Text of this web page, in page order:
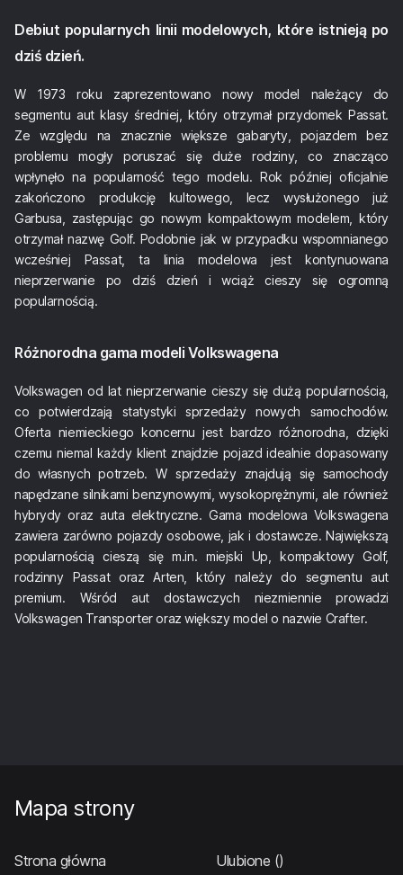
Debiut popularnych linii modelowych, które istnieją po
dziś dzień.
W 1973 roku zaprezentowano nowy model należący do
segmentu aut klasy średniej, który otrzymał przydomek Passat.
Ze względu na znacznie większe gabaryty, pojazdem bez
problemu mogły poruszać się duże rodziny, co znacząco
wpłynęło na popularność tego modelu. Rok później oficjalnie
zakończono produkcję kultowego, lecz wysłużonego już
Garbusa, zastępując go nowym kompaktowym modelem, który
otrzymał nazwę Golf. Podobnie jak w przypadku wspomnianego
wcześniej Passat, ta linia modelowa jest kontynuowana
nieprzerwanie po dziś dzień i wciąż cieszy się ogromną
popularnością.
Różnorodna gama modeli Volkswagena
Volkswagen od lat nieprzerwanie cieszy się dużą popularnością,
co potwierdzają statystyki sprzedaży nowych samochodów.
Oferta niemieckiego koncernu jest bardzo różnorodna, dzięki
czemu niemal każdy klient znajdzie pojazd idealnie dopasowany
do własnych potrzeb. W sprzedaży znajdują się samochody
napędzane silnikami benzynowymi, wysokoprężnymi, ale również
hybrydy oraz auta elektryczne. Gama modelowa Volkswagena
zawiera zarówno pojazdy osobowe, jak i dostawcze. Największą
popularnością cieszą się m.in. miejski Up, kompaktowy Golf,
rodzinny Passat oraz Arten, który należy do segmentu aut
premium. Wśród aut dostawczych niezmiennie prowadzi
Volkswagen Transporter oraz większy model o nazwie Crafter.
Mapa strony
Strona główna Ulubione ()